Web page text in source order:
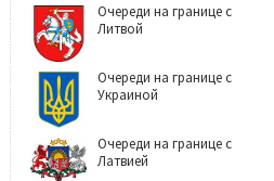
Очереди на границе с
Литвой
Очереди на границе с
Украиной
Очереди на границе с
Латвией